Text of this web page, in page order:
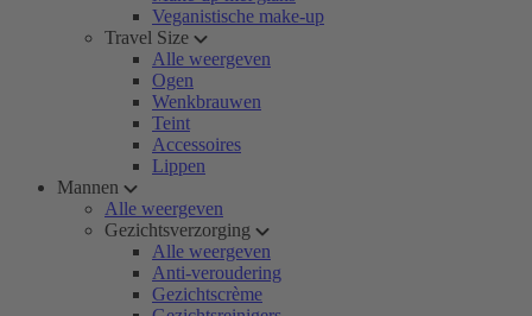
Veganistische make-up
Travel Size
Alle weergeven
Ogen
Wenkbrauwen
Teint
Accessoires
Lippen
Mannen
Alle weergeven
Gezichtsverzorging
Alle weergeven
Anti-veroudering
Gezichtscrème